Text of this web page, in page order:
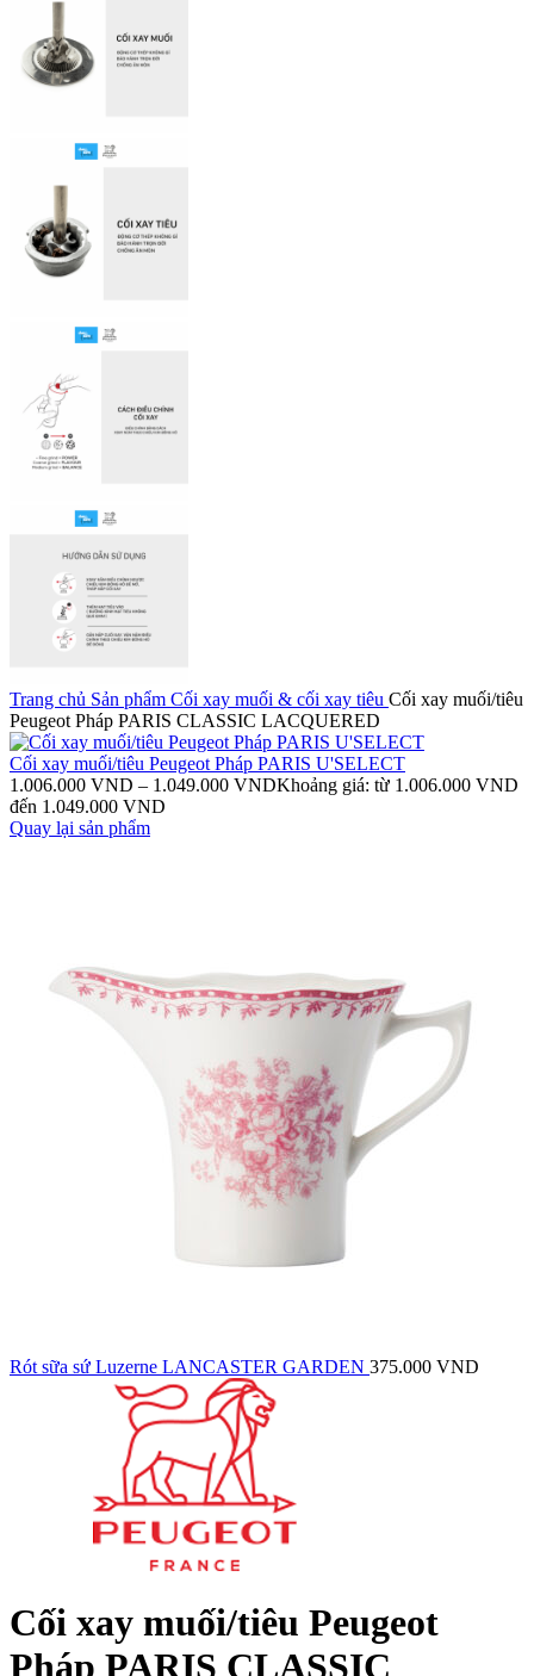
Trang chủ Sản phẩm Cối xay muối & cối xay tiêu Cối xay muối/tiêu
Peugeot Pháp PARIS CLASSIC LACQUERED
Cối xay muối/tiêu Peugeot Pháp PARIS U'SELECT
1.006.000 VND – 1.049.000 VNDKhoảng giá: từ 1.006.000 VND
đến 1.049.000 VND
Quay lại sản phẩm
Rót sữa sứ Luzerne LANCASTER GARDEN 375.000 VND
Cối xay muối/tiêu Peugeot
Pháp PARIS CLASSIC